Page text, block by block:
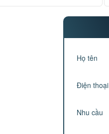
Họ tên
Điện thoại
Nhu cầu